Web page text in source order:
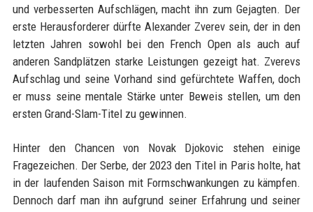
und verbesserten Aufschlägen, macht ihn zum Gejagten. Der
erste Herausforderer dürfte Alexander Zverev sein, der in den
letzten Jahren sowohl bei den French Open als auch auf
anderen Sandplätzen starke Leistungen gezeigt hat. Zverevs
Aufschlag und seine Vorhand sind gefürchtete Waffen, doch
er muss seine mentale Stärke unter Beweis stellen, um den
ersten Grand-Slam-Titel zu gewinnen.
Hinter den Chancen von Novak Djokovic stehen einige
Fragezeichen. Der Serbe, der 2023 den Titel in Paris holte, hat
in der laufenden Saison mit Formschwankungen zu kämpfen.
Dennoch darf man ihn aufgrund seiner Erfahrung und seiner